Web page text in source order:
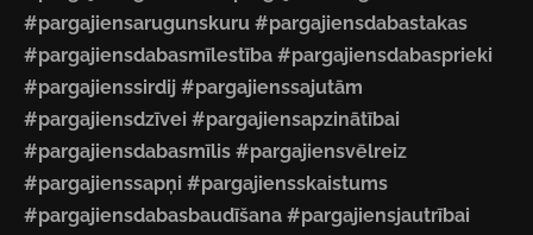
#pargajiensarugunskuru #pargajiensdabastakas
#pargajiensdabasmīlestība #pargajiensdabasprieki
#pargajienssirdij #pargajienssajutām
#pargajiensdzīvei #pargajiensapzinātībai
#pargajiensdabasmīlis #pargajiensvēlreiz
#pargajienssapņi #pargajiensskaistums
#pargajiensdabasbaudīšana #pargajiensjautrībai